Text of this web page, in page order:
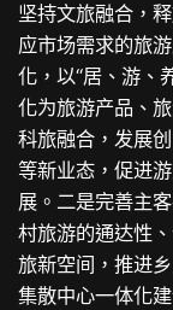
坚持文旅融合，
应市场需求的旅
化，以“居、游、
化为旅游产品、
科旅融合，发展
等新业态，促进
展。二是完善主
村旅游的通达性
旅新空间，推进
集散中心一体化